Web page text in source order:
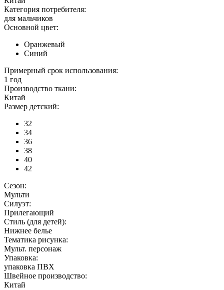
Категория потребителя:
для мальчиков
Основной цвет:
Оранжевый
Синий
Примерный срок использования:
1 год
Производство ткани:
Китай
Размер детский:
32
34
36
38
40
42
Сезон:
Мульти
Силуэт:
Прилегающий
Стиль (для детей):
Нижнее белье
Тематика рисунка:
Мульт. персонаж
Упаковка:
упаковка ПВХ
Швейное производство:
Китай